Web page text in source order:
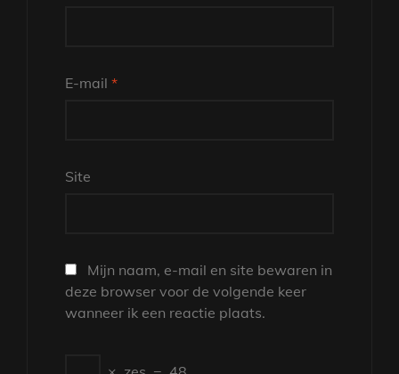
E-mail *
Site
Mijn naam, e-mail en site bewaren in
deze browser voor de volgende keer
wanneer ik een reactie plaats.